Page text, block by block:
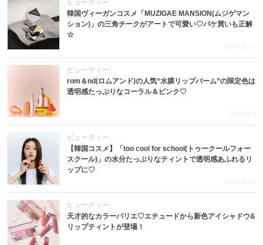
ビューティー
韓国ヴィーガンコスメ「MUZIGAE MANSION(ムジゲマン
ション)」の三角チークがアートで可愛い♡パケ買いも正解
☆
2023.6.12
ビューティー
rom＆nd(ロムアンド)の人気“水膜リップバーム”の限定色は
透明感たっぷりなコーラル＆ピンク♡
2023.6.9
ビューティー
【韓国コスメ】「too cool for school(トゥークールフォー
スクール)」の水分たっぷりなティントで透明感あふれるリ
ップに♡
2023.5.19
ビューティー
天才的なカラーバリエ♡エチュードから新色アイシャドウ&
リップティントが登場！